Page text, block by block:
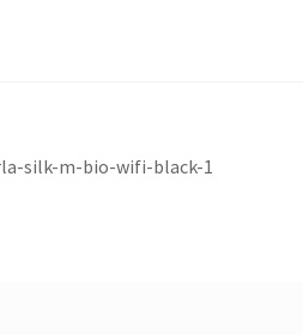
silk-m-bio-wifi-black-1